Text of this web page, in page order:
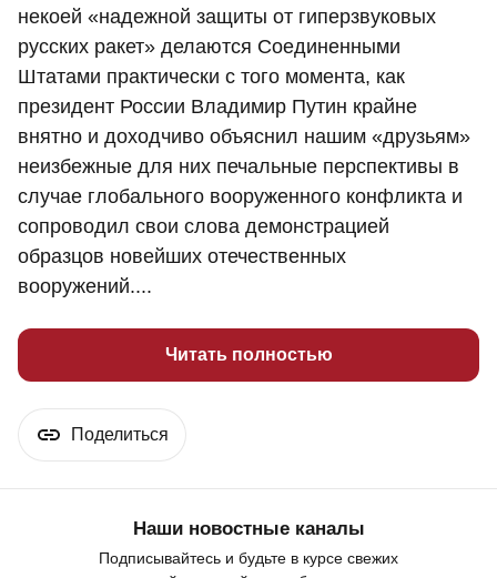
некоей «надежной защиты от гиперзвуковых
русских ракет» делаются Соединенными
Штатами практически с того момента, как
президент России Владимир Путин крайне
внятно и доходчиво объяснил нашим «друзьям»
неизбежные для них печальные перспективы в
случае глобального вооруженного конфликта и
сопроводил свои слова демонстрацией
образцов новейших отечественных
вооружений....
Читать полностью
Поделиться
Наши новостные каналы
Подписывайтесь и будьте в курсе свежих